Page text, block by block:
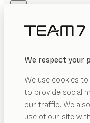
We respect your
We use cookies
to provide social
our traffic. We
use of our site
PRODUKTE
INSPIRATION
HÄNDLER
Für den Inhalt